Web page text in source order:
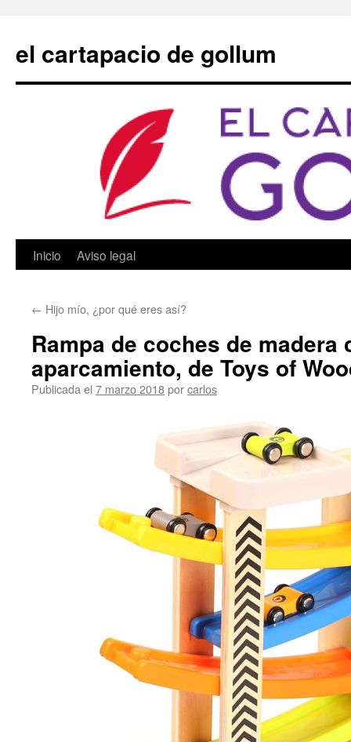
contenido
el cartapacio de gollum
Inicio Aviso legal
← Hijo mío, ¿por qué eres así?
Rampa de coches de madera
aparcamiento, de Toys of
Publicada el 7 marzo 2018porcarlos